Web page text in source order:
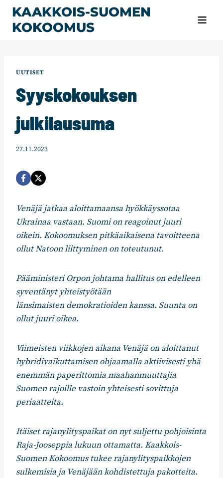
Siirry
sisältöön
KAAKKOIS-SUOMEN
KOKOOMUS
UUTISET
Syyskokouksen
julkilausuma
27.11.2023
Venäjä jatkaa aloittamaansa hyökkäyssotaa
Ukrainaa vastaan. Suomi on reagoinut juuri
oikein. Kokoomuksen pitkäaikaisena tavoitteena
ollut Natoon liittyminen on toteutunut.
Pääministeri Orpon johtama hallitus on edelleen
syventänyt yhteistyötään
länsimaisten demokratioiden kanssa. Suunta on
ollut juuri oikea.
Viimeisten viikkojen aikana Venäjä on aloittanut
hybridivaikuttamisen ohjaamalla aktiivisesti yhä
enemmän paperittomia maahanmuuttajia
Suomen rajoille vastoin yhteisesti sovittuja
periaatteita.
Itäiset rajanylityspaikat on nyt suljettu pohjoisinta
Raja-Jooseppia lukuun ottamatta. Kaakkois-
Suomen Kokoomus tukee rajanylityspaikkojen
sulkemisia ja Venäjään kohdistettuja pakotteita.